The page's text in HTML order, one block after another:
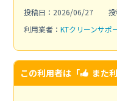
投稿日：2026/06/27
利用業者： KTクリーンサポ
この利用者は「 また